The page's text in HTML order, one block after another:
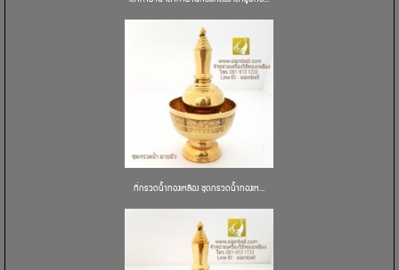
ที่กรวดน้ำทองเหลือง ชุดกรวดน้ำทองเห...